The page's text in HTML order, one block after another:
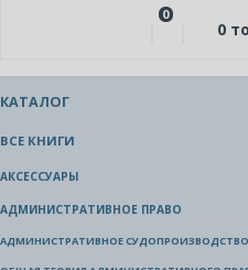
0
0
КАТАЛОГ
ВСЕ КНИГИ
АКСЕССУАРЫ
АДМИНИСТРАТИВНОЕ ПРАВО
АДМИНИСТРАТИВНОЕ СУДОПРОИЗВОДСТВО